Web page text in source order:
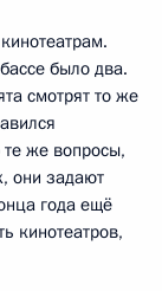
было два.
смотрят то же
те же вопросы,
они задают
года ещё
кинотеатров,